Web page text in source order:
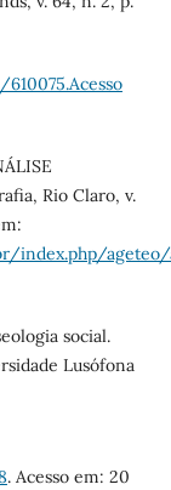
Rio Claro, v.
index.php/
social.
Lusófona
. Acesso em: 20